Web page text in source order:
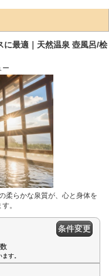
に最適｜天然温泉 壺風呂/桧
ー
柔らかな泉質が、心と身体を
。
条件変更
す。